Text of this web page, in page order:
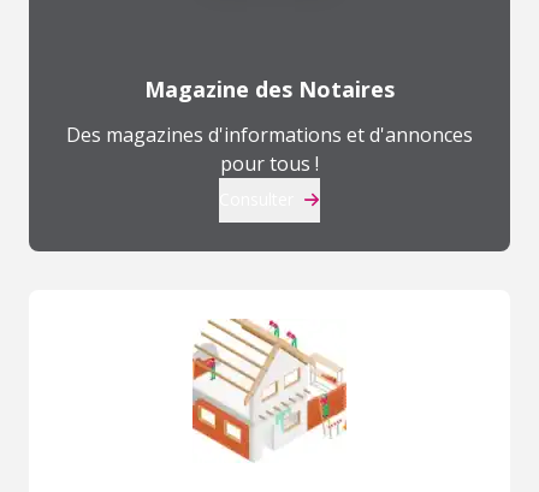
Magazine des Notaires
Des magazines d'informations et d'annonces
pour tous !